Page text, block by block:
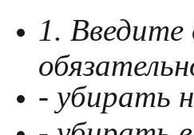
1. Введите
- убирать